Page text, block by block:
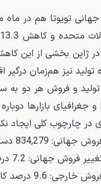
در ژاپن بخشی از این
تولید نیز هم‌زمان
و فروش هر دو به
و جغرافیای بازارها
در چارچوب کلی ایجاد
جهانی: 834,279 دستگاه
فروش جهانی: 7.2 درصد کاهش سالانه
خارجی: 9.6 درصد کاهش